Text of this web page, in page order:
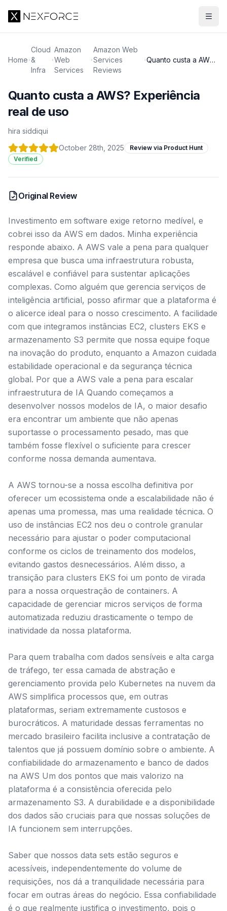
Home
Cloud
&
Infra
Amazon
Web
Services
Amazon Web
Services
Reviews
Quanto custa a AWS?
Quanto custa a AWS? Experiência
real de uso
hira siddiqui
October 28th, 2025
Review via Product Hunt
Verified
Original Review
Investimento em software exige retorno medível, e
cobrei isso da AWS em dados. Minha experiência
responde abaixo. A AWS vale a pena para qualquer
empresa que busca uma infraestrutura robusta,
escalável e confiável para sustentar aplicações
complexas. Como alguém que gerencia serviços de
inteligência artificial, posso afirmar que a plataforma é
o alicerce ideal para o nosso crescimento. A facilidade
com que integramos instâncias EC2, clusters EKS e
armazenamento S3 permite que nossa equipe foque
na inovação do produto, enquanto a Amazon cuidada
estabilidade operacional e da segurança técnica
global. Por que a AWS vale a pena para escalar
infraestrutura de IA Quando começamos a
desenvolver nossos modelos de IA, o maior desafio
era encontrar um ambiente que não apenas
suportasse o processamento pesado, mas que
também fosse flexível o suficiente para crescer
conforme nossa demanda aumentava.
A AWS tornou-se a nossa escolha definitiva por
oferecer um ecossistema onde a escalabilidade não é
apenas uma promessa, mas uma realidade técnica. O
uso de instâncias EC2 nos deu o controle granular
necessário para ajustar o poder computacional
conforme os ciclos de treinamento dos modelos,
evitando gastos desnecessários. Além disso, a
transição para clusters EKS foi um ponto de virada
para a nossa orquestração de containers. A
capacidade de gerenciar micros serviços de forma
automatizada reduziu drasticamente o tempo de
inatividade da nossa plataforma.
Para quem trabalha com dados sensíveis e alta carga
de tráfego, ter essa camada de abstração e
gerenciamento provida pelo Kubernetes na nuvem da
AWS simplifica processos que, em outras
plataformas, seriam extremamente custosos e
burocráticos. A maturidade dessas ferramentas no
mercado brasileiro facilita inclusive a contratação de
talentos que já possuem domínio sobre o ambiente. A
confiabilidade do armazenamento e banco de dados
na AWS Um dos pontos que mais valorizo na
plataforma é a consistência oferecida pelo
armazenamento S3. A durabilidade e a disponibilidade
dos dados são cruciais para que nossas soluções de
IA funcionem sem interrupções.
Saber que nossos data sets estão seguros e
acessíveis, independentemente do volume de
requisições, nos dá a tranquilidade necessária para
focar em outras áreas do negócio. Essa confiabilidade
é o que realmente justifica o investimento, pois o